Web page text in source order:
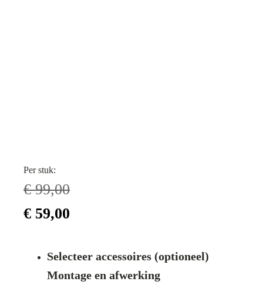
Per stuk:
€99,00
Oorspronkelijke
was:
€ 59,00
is:
€ 59,00.
Selecteer accessoires (optioneel)
Montage en afwerking